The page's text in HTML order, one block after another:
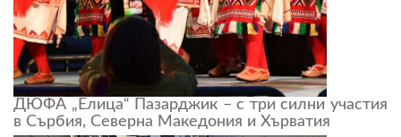
ДЮФА „Елица“ Пазарджик – с три силни участия
в Сърбия, Северна Македония и Хърватия